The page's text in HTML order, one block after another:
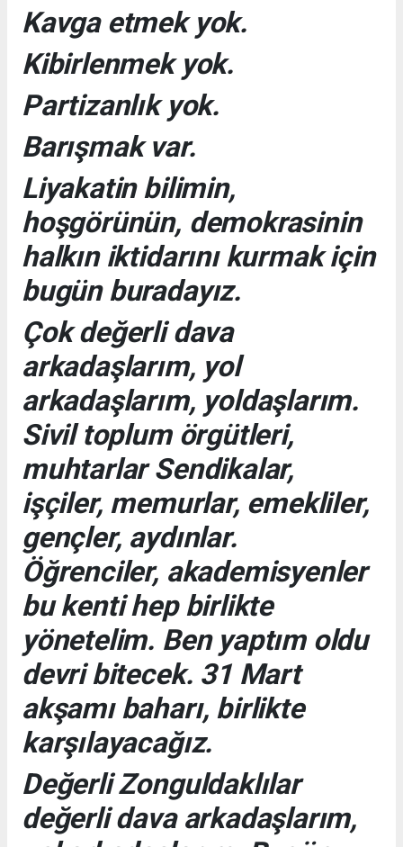
Kavga etmek yok.
Kibirlenmek yok.
Partizanlık yok.
Barışmak var.
Liyakatin bilimin,
hoşgörünün, demokrasinin
halkın iktidarını kurmak için
bugün buradayız.
Çok değerli dava
arkadaşlarım, yol
arkadaşlarım, yoldaşlarım.
Sivil toplum örgütleri,
muhtarlar Sendikalar,
işçiler, memurlar, emekliler,
gençler, aydınlar.
Öğrenciler, akademisyenler
bu kenti hep birlikte
yönetelim. Ben yaptım oldu
devri bitecek. 31 Mart
akşamı baharı, birlikte
karşılayacağız.
Değerli Zonguldaklılar
değerli dava arkadaşlarım,